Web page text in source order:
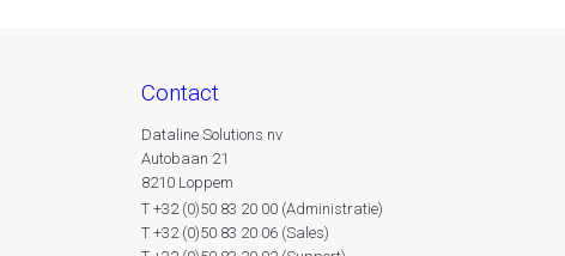
contact
Dataline Solutions nv
Autobaan 21
8210 Loppem
T +32 (0)50 83 20 00 (Administratie)
T +32 (0)50 83 20 06 (Sales)